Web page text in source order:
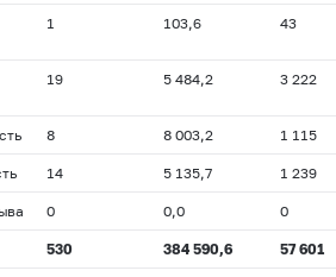
1 103,6 43
19 5 484,2 3 222
8 8 003,2 1 115
14 5 135,7 1 239
0 0,0 0
530 384 590,6 57 601